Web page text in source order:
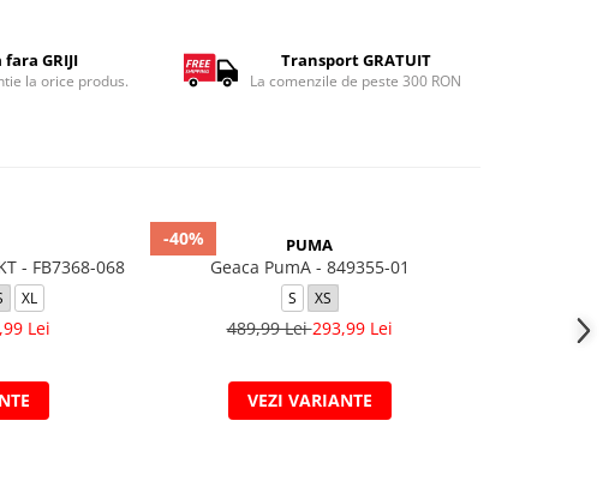
GRIJI
la orice produs.
Transport GRATUIT
La comenzile de peste 300 RON
- FB7368-068
XL
Lei
-40% PUMA
Geaca PumA - 849355-01
S XS
489,99 Lei293,99 Lei
VEZI VARIANTE